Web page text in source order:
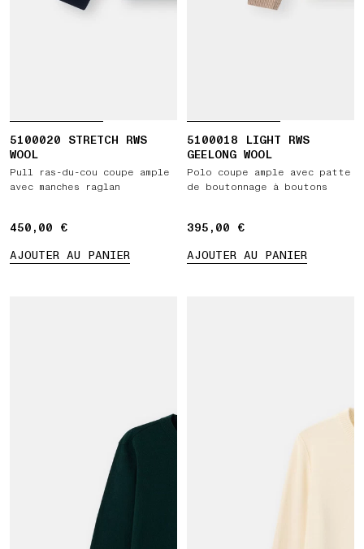
5100020 STRETCH RWS
WOOL
Pull ras-du-cou coupe ample
avec manches raglan
450,00 €
450,00 €
AJOUTER AU PANIER
5100018 LIGHT RWS
GEELONG WOOL
Polo coupe ample avec patte
de boutonnage à boutons
395,00 €
395,00 €
AJOUTER AU PANIER